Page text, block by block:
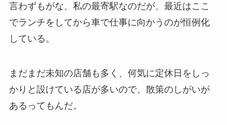
言わずもがな、私の最寄駅なのだが、最近はここ
でランチをしてから車で仕事に向かうのが恒例化
している。
まだまだ未知の店舗も多く、何気に定休日をしっ
かりと設けている店が多いので、散策のしがいが
あるってもんだ。